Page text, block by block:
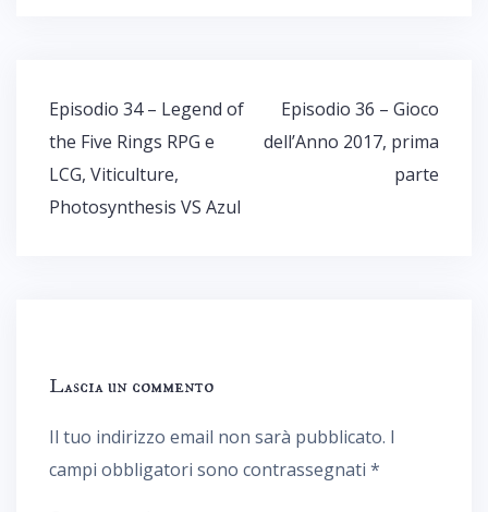
Navigazione
articoli
Episodio 34 – Legend of
the Five Rings RPG e
LCG, Viticulture,
Photosynthesis VS Azul
Episodio 36 – Gioco
dell’Anno 2017, prima
parte
Lascia un commento
Il tuo indirizzo email non sarà pubblicato. I
campi obbligatori sono contrassegnati *